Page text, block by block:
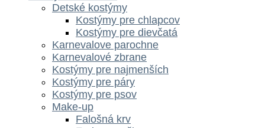
Detské kostýmy
Kostýmy pre chlapcov
Kostýmy pre dievčatá
Karnevalove parochne
Karnevalové zbrane
Kostýmy pre najmenších
Kostýmy pre páry
Kostýmy pre psov
Make-up
Falošná krv